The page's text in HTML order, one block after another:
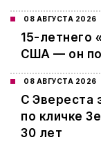
08 АВГУСТА 2026
15-летнего
США — он
08 АВГУСТА 2026
С Эвереста
по кличке
30 лет